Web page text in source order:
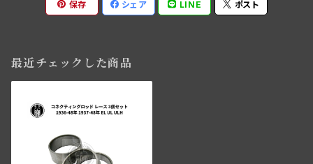
保存 シェア LINE ポスト
最近チェックした商品